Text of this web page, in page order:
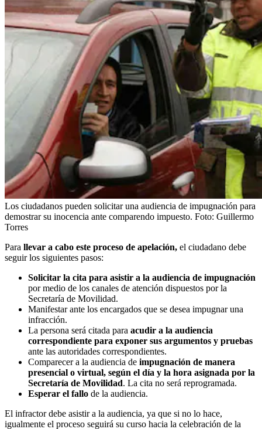
Los ciudadanos pueden solicitar una audiencia de impugnación para
demostrar su inocencia ante comparendo impuesto. Foto: Guillermo
Torres
Para llevar a cabo este proceso de apelación, el ciudadano debe
seguir los siguientes pasos:
Solicitar la cita para asistir a la audiencia de impugnación
por medio de los canales de atención dispuestos por la
Secretaría de Movilidad.
Manifestar ante los encargados que se desea impugnar una
infracción.
La persona será citada para acudir a la audiencia
correspondiente para exponer sus argumentos y pruebas
ante las autoridades correspondientes.
Comparecer a la audiencia de impugnación de manera
presencial o virtual, según el día y la hora asignada por la
Secretaría de Movilidad. La cita no será reprogramada.
Esperar el fallo de la audiencia.
El infractor debe asistir a la audiencia, ya que si no lo hace,
igualmente el proceso seguirá su curso hacia la celebración de la